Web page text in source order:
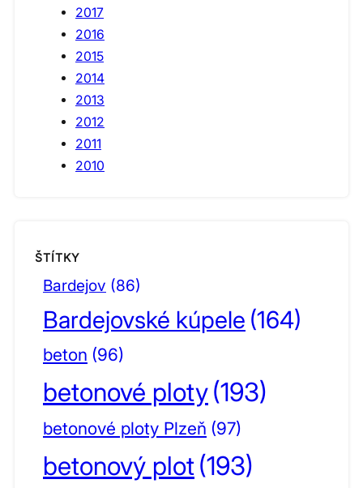
2017
2016
2015
2014
2013
2012
2011
2010
ŠTÍTKY
Bardejov (86)
Bardejovské kúpele (164)
beton (96)
betonové ploty(193)
betonové ploty Plzeň (97)
betonový plot (193)